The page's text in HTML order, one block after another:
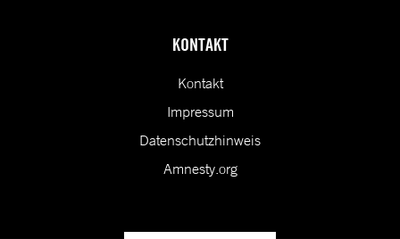
KONTAKT
Kontakt
Impressum
Datenschutzhinweis
Amnesty.org